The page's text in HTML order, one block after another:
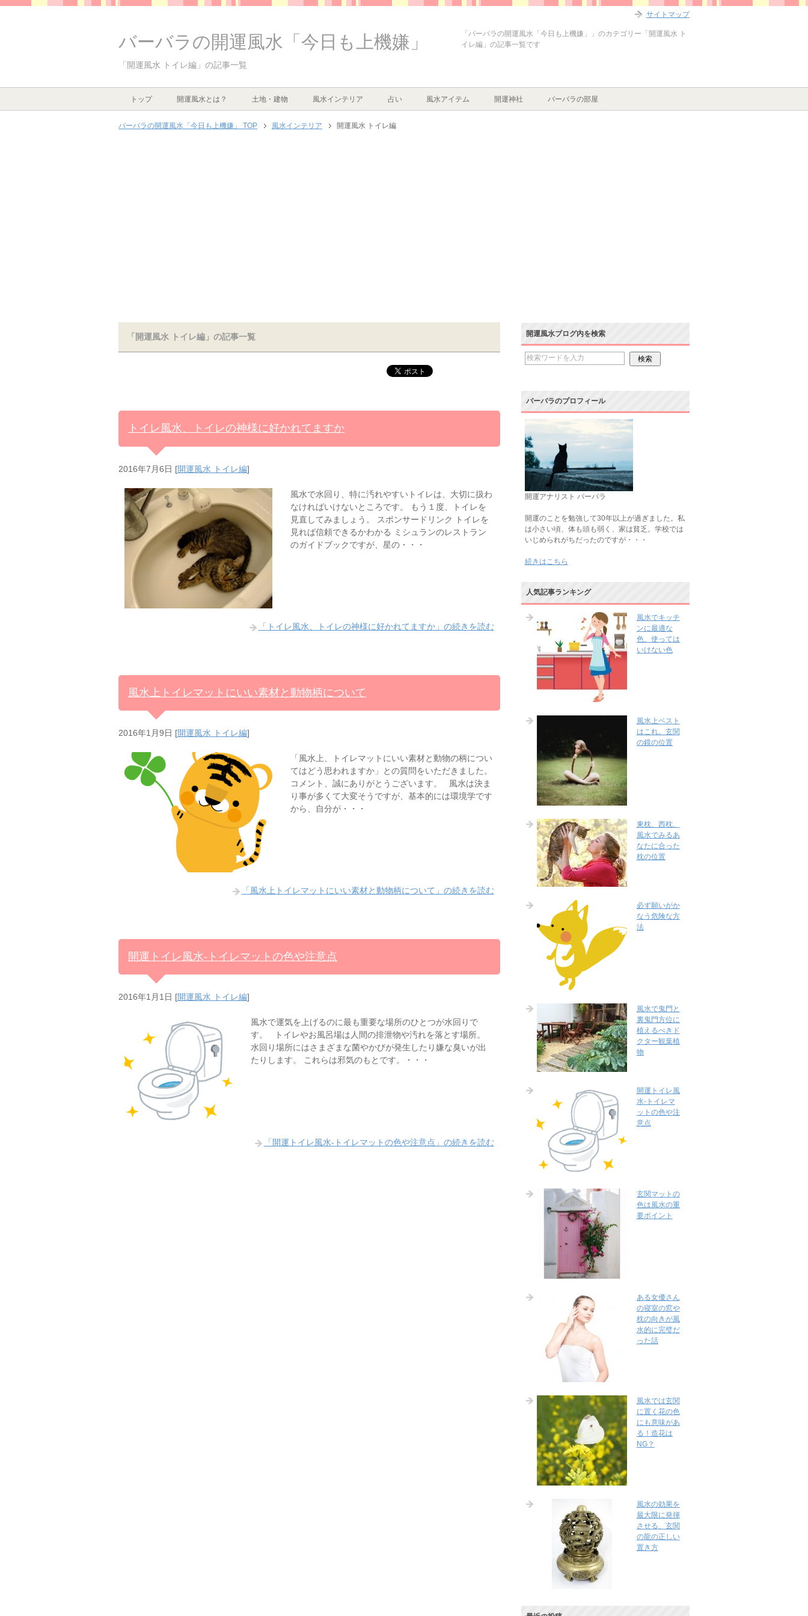
バーバラの開運風水「今日も上機嫌」
「開運風水 トイレ編」の記事一覧
「バーバラの開運風水「今日も上機嫌」」のカテゴリー「開運風水 ト
イレ編」の記事一覧です
トップ 開運風水とは？ 土地・建物 風水インテリア 占い 風水アイテム 開運神社 バーバラの部屋
バーバラの開運風水「今日も上機嫌」 TOP 風水インテリア 開運風水 トイレ編
「開運風水 トイレ編」の記事一覧
トイレ風水、トイレの神様に好かれてますか
2016年7月6日 [開運風水 トイレ編]
風水で水回り、特に汚れやすいトイレは、大切に扱わ
なければいけないところです。 もう１度、トイレを
見直してみましょう。 スポンサードリンク トイレを
見れば信頼できるかわかる ミシュランのレストラン
のガイドブックですが、星の・・・
「トイレ風水、トイレの神様に好かれてますか」の続きを読む
風水上トイレマットにいい素材と動物柄について
2016年1月9日 [開運風水 トイレ編]
「風水上、トイレマットにいい素材と動物の柄につい
てはどう思われますか」との質問をいただきました。
コメント、誠にありがとうございます。 風水は決ま
り事が多くて大変そうですが、基本的には環境学です
から、自分が・・・
「風水上トイレマットにいい素材と動物柄について」の続きを読む
開運トイレ風水-トイレマットの色や注意点
2016年1月1日 [開運風水 トイレ編]
風水で運気を上げるのに最も重要な場所のひとつが水回りで
す。 トイレやお風呂場は人間の排泄物や汚れを落とす場所。
水回り場所にはさまざまな菌やかびが発生したり嫌な臭いが出
たりします。 これらは邪気のもとです。・・・
「開運トイレ風水-トイレマットの色や注意点」の続きを読む
開運風水ブログ内を検索
バーバラのプロフィール
開運アナリスト バーバラ
開運のことを勉強して30年以上が過ぎました。私
は小さい頃、体も頭も弱く、家は貧乏。学校では
いじめられがちだったのですが・・・
続きはこちら
人気記事ランキング
風水でキッチ
ンに最適な
色、使っては
いけない色
風水上ベスト
はこれ。玄関
の鏡の位置
東枕、西枕、
風水でみるあ
なたに合った
枕の位置
必ず願いがか
なう危険な方
法
風水で鬼門と
裏鬼門方位に
植えるべきド
クター観葉植
物
開運トイレ風
水-トイレマ
ットの色や注
意点
玄関マットの
色は風水の重
要ポイント
ある女優さん
の寝室の窓や
枕の向きが風
水的に完璧だ
った話
風水では玄関
に置く花の色
にも意味があ
る！造花は
NG？
風水の効果を
最大限に発揮
させる、玄関
の龍の正しい
置き方
サイトマップ